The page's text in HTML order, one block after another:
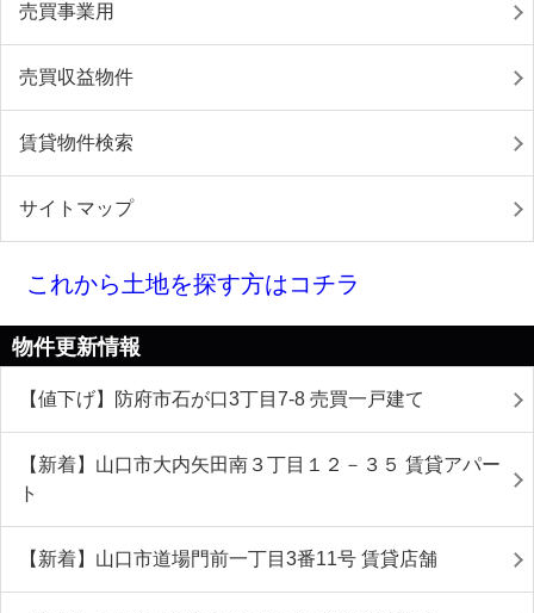
売買事業用
売買収益物件
賃貸物件検索
サイトマップ
これから土地を探す方はコチラ
物件更新情報
【値下げ】防府市石が口3丁目7-8 売買一戸建て
【新着】山口市大内矢田南３丁目１２－３５ 賃貸アパー
ト
【新着】山口市道場門前一丁目3番11号 賃貸店舗